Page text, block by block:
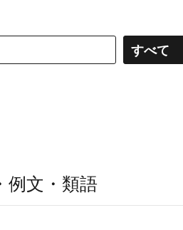
すべて
例文・類語